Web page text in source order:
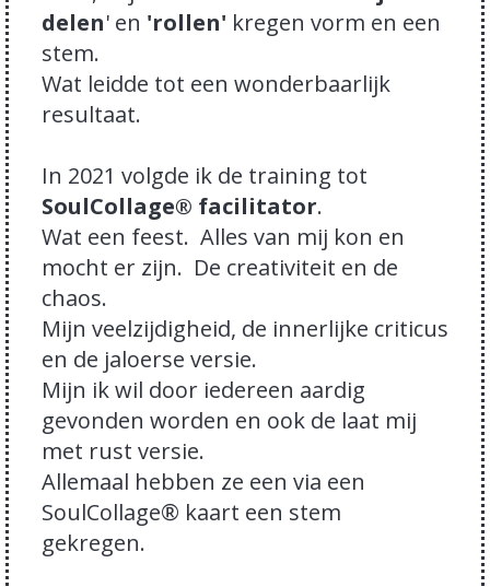
delen' en 'rollen' kregen vorm en een
stem.
Wat leidde tot een wonderbaarlijk
resultaat.
In 2021 volgde ik de training tot
SoulCollage® facilitator.
Wat een feest. Alles van mij kon en
mocht er zijn. De creativiteit en de
chaos.
Mijn veelzijdigheid, de innerlijke criticus
en de jaloerse versie.
Mijn ik wil door iedereen aardig
gevonden worden en ook de laat mij
met rust versie.
Allemaal hebben ze een via een
SoulCollage® kaart een stem
gekregen.